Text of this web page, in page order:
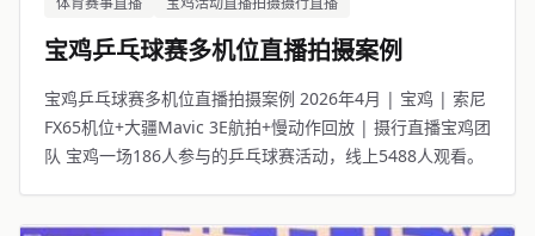
宝鸡乒乓球赛多机位直播拍摄案例
宝鸡乒乓球赛多机位直播拍摄案例 2026年4月 | 宝鸡 | 索尼
FX65机位+大疆Mavic 3E航拍+慢动作回放 | 摄行直播宝鸡团
队 宝鸡一场186人参与的乒乓球赛活动，线上5488人观看。